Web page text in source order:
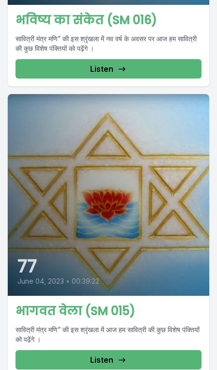
भविष्य का संकेत (SM 016)
सावित्री मंत्र मणि” की इस श्रृंखला में नव वर्ष के अवसर पर आज हम सावित्री
की कुछ विशेष पंक्तियों को पढ़ेंगे ।
Listen
77
June 04, 2023 • 00:39:22
भागवत वेला (SM 015)
सावित्री मंत्र मणि” की इस श्रृंखला में आज हम सावित्री की कुछ विशेष पंक्तियों
को पढ़ेंगे ।
Listen